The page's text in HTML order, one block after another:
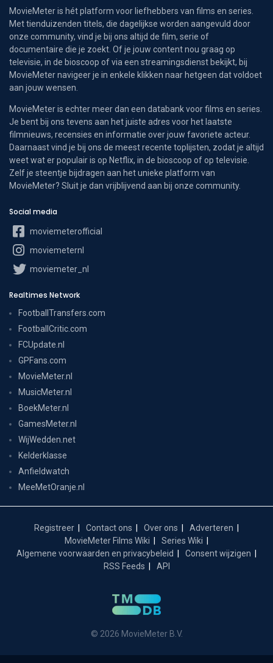
MovieMeter is hét platform voor liefhebbers van films en series.
Met tienduizenden titels, die dagelijkse worden aangevuld door
onze community, vind je bij ons altijd de film, serie of
documentaire die je zoekt. Of je jouw content nou graag op
televisie, in de bioscoop of via een streamingsdienst bekijkt, bij
MovieMeter navigeer je in enkele klikken naar hetgeen dat voldoet
aan jouw wensen.
MovieMeter is echter meer dan een databank voor films en series.
Je bent bij ons tevens aan het juiste adres voor het laatste
filmnieuws, recensies en informatie over jouw favoriete acteur.
Daarnaast vind je bij ons de meest recente toplijsten, zodat je altijd
weet wat er populair is op Netflix, in de bioscoop of op televisie.
Zelf je steentje bijdragen aan het unieke platform van
MovieMeter? Sluit je dan vrijblijvend aan bij onze community.
Social media
moviemeterofficial
moviemeternl
moviemeter_nl
Realtimes Network
FootballTransfers.com
FootballCritic.com
FCUpdate.nl
GPFans.com
MovieMeter.nl
MusicMeter.nl
BoekMeter.nl
GamesMeter.nl
WijWedden.net
Kelderklasse
Anfieldwatch
MeeMetOranje.nl
Registreer Contact ons Over ons
Adverteren
MovieMeter Films Wiki
Series Wiki
Algemene voorwaarden en privacybeleid
Consent wijzigen
RSS Feeds
API
© 2026 MovieMeter B.V.